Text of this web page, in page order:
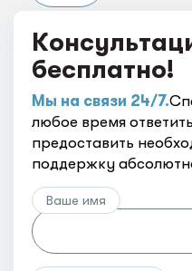
бесплатно!
Мы на связи 24/7.
любое время
предоставить
поддержку
Ваше имя